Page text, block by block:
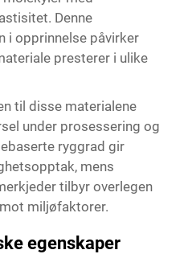
Denne
i opprinnelse påvirker
presterer i ulike
til disse materialene
under prosessering og
ryggrad gir
mens
tilbyr overlegen
miljøfaktorer.
egenskaper